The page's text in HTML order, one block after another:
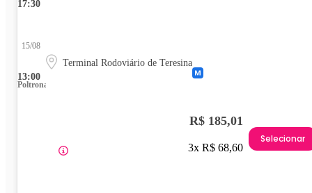
17:30
13:00
15/08
Terminal Rodoviário de Teresina
Poltrona
R$ 185,01
3x R$ 68,60
Selecionar